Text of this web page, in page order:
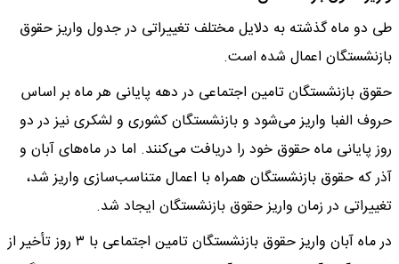
طی دو ماه گذشته به دلایل مختلف تغییراتی در جدول واریز حقوق
بازنشستگان اعمال شده است.
حقوق بازنشستگان تامین اجتماعی در دهه پایانی هر ماه بر اساس
حروف الفبا واریز می‌شود و بازنشستگان کشوری و لشکری نیز در دو
روز پایانی ماه حقوق خود را دریافت می‌کنند. اما در ماه‌های آبان و
آذر که حقوق بازنشستگان همراه با اعمال متناسب‌سازی واریز شد،
تغییراتی در زمان واریز حقوق بازنشستگان ایجاد شد.
در ماه آبان واریز حقوق بازنشستگان تامین اجتماعی با ۳ روز تأخیر از